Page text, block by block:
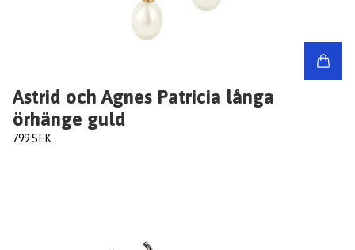
Astrid och Agnes Patricia långa
örhänge guld
799 SEK